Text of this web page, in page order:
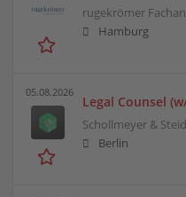
rugekrömer
Hamburg
05.08.2026
Legal Counsel
Schollmeyer &
Berlin